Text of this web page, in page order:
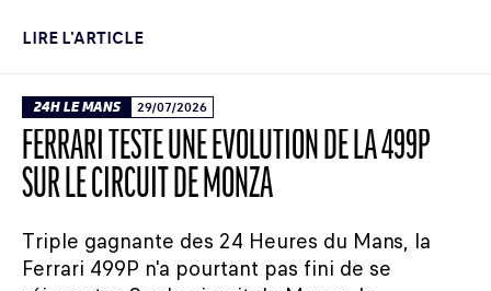
LIRE L'ARTICLE
24H LE MANS 29/07/2026
FERRARI TESTE UNE ÉVOLUTION DE LA 499P
SUR LE CIRCUIT DE MONZA
Triple gagnante des 24 Heures du Mans, la
Ferrari 499P n'a pourtant pas fini de se